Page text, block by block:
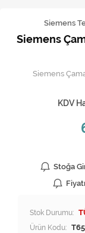
Siemens
Siemens
Siemens
KDV
Stoğa
Stok Durumu:
Ürün Kodu: